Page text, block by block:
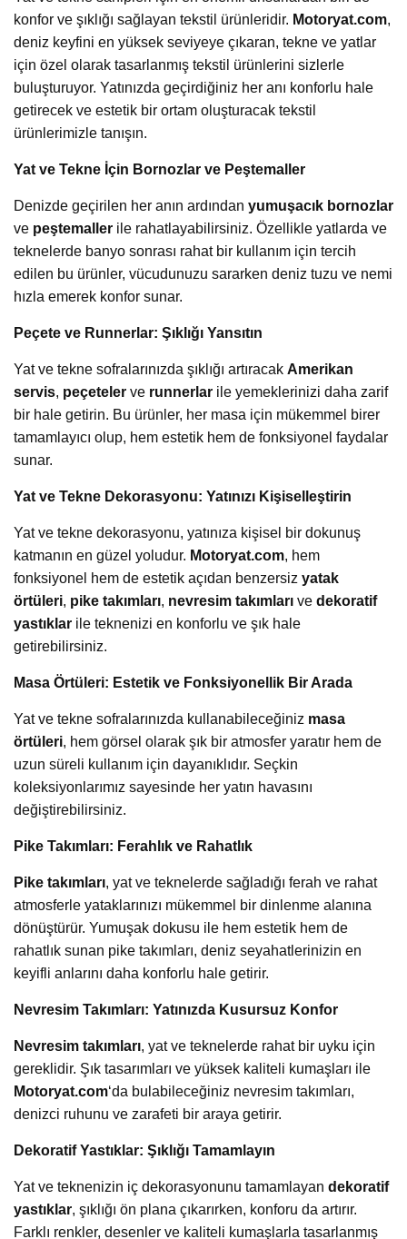
konfor ve şıklığı sağlayan tekstil ürünleridir. Motoryat.com,
deniz keyfini en yüksek seviyeye çıkaran, tekne ve yatlar
için özel olarak tasarlanmış tekstil ürünlerini sizlerle
buluşturuyor. Yatınızda geçirdiğiniz her anı konforlu hale
getirecek ve estetik bir ortam oluşturacak tekstil
ürünlerimizle tanışın.
Yat ve Tekne İçin Bornozlar ve Peştemaller
Denizde geçirilen her anın ardından yumuşacık bornozlar
ve peştemaller ile rahatlayabilirsiniz. Özellikle yatlarda ve
teknelerde banyo sonrası rahat bir kullanım için tercih
edilen bu ürünler, vücudunuzu sararken deniz tuzu ve nemi
hızla emerek konfor sunar.
Peçete ve Runnerlar: Şıklığı Yansıtın
Yat ve tekne sofralarınızda şıklığı artıracak Amerikan
servis, peçeteler ve runnerlar ile yemeklerinizi daha zarif
bir hale getirin. Bu ürünler, her masa için mükemmel birer
tamamlayıcı olup, hem estetik hem de fonksiyonel faydalar
sunar.
Yat ve Tekne Dekorasyonu: Yatınızı Kişiselleştirin
Yat ve tekne dekorasyonu, yatınıza kişisel bir dokunuş
katmanın en güzel yoludur. Motoryat.com, hem
fonksiyonel hem de estetik açıdan benzersiz yatak
örtüleri, pike takımları, nevresim takımları ve dekoratif
yastıklar ile teknenizi en konforlu ve şık hale
getirebilirsiniz.
Masa Örtüleri: Estetik ve Fonksiyonellik Bir Arada
Yat ve tekne sofralarınızda kullanabileceğiniz masa
örtüleri, hem görsel olarak şık bir atmosfer yaratır hem de
uzun süreli kullanım için dayanıklıdır. Seçkin
koleksiyonlarımız sayesinde her yatın havasını
değiştirebilirsiniz.
Pike Takımları: Ferahlık ve Rahatlık
Pike takımları, yat ve teknelerde sağladığı ferah ve rahat
atmosferle yataklarınızı mükemmel bir dinlenme alanına
dönüştürür. Yumuşak dokusu ile hem estetik hem de
rahatlık sunan pike takımları, deniz seyahatlerinizin en
keyifli anlarını daha konforlu hale getirir.
Nevresim Takımları: Yatınızda Kusursuz Konfor
Nevresim takımları, yat ve teknelerde rahat bir uyku için
gereklidir. Şık tasarımları ve yüksek kaliteli kumaşları ile
Motoryat.com‘da bulabileceğiniz nevresim takımları,
denizci ruhunu ve zarafeti bir araya getirir.
Dekoratif Yastıklar: Şıklığı Tamamlayın
Yat ve teknenizin iç dekorasyonunu tamamlayan dekoratif
yastıklar, şıklığı ön plana çıkarırken, konforu da artırır.
Farklı renkler, desenler ve kaliteli kumaşlarla tasarlanmış